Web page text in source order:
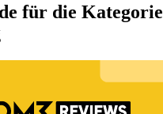
für die Kategorie